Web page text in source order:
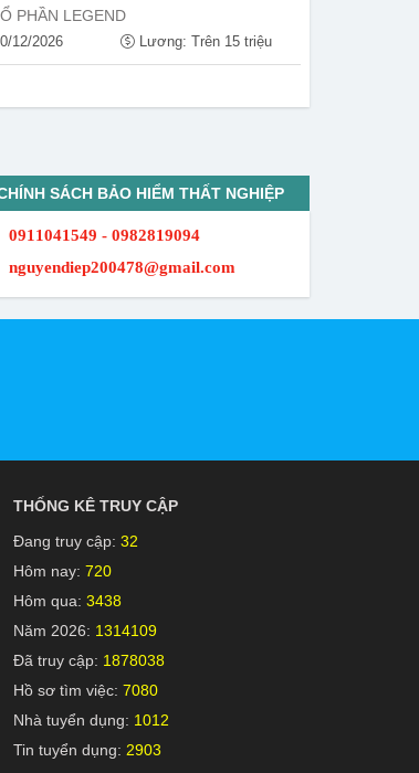
PHẦN LEGEND
12/2026 Lương: Trên 15 triệu
SÁCH BẢO HIỂM THẤT NGHIỆP
0911041549 - 0982819094
nguyendiep200478@gmail.com
THỐNG KÊ TRUY CẬP
Đang truy cập: 32
Hôm nay: 720
Hôm qua: 3438
Năm 2026: 1314109
Đã truy cập: 1878038
Hồ sơ tìm việc: 7080
Nhà tuyển dụng: 1012
Tin tuyển dụng: 2903